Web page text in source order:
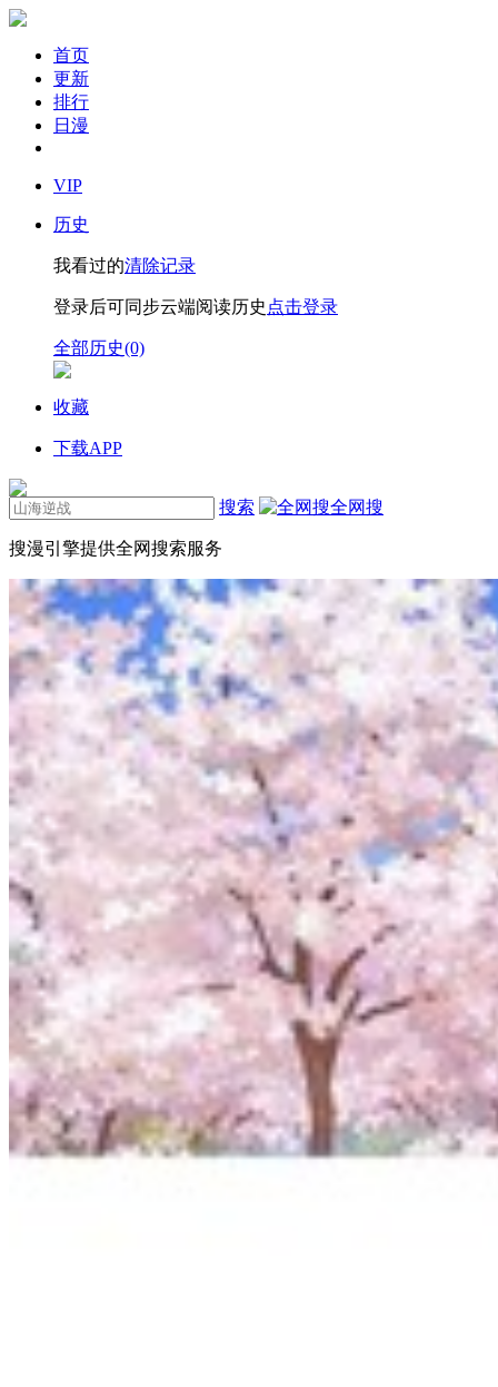
首页
更新
排行
日漫
VIP
历史
我看过的清除记录
登录后可同步云端阅读历史 点击登录
全部历史(0)
收藏
下载APP
搜索 全网搜
搜漫引擎提供全网搜索服务